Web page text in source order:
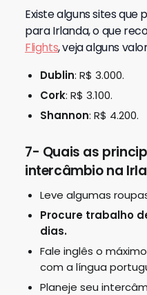
Existe alguns sites
para Irlanda, o que
Flights, veja alguns
Dublin: R$ 3.000.
Cork: R$ 3.100.
Shannon: R$ 4.200.
7- Quais as
intercâmbio na
Leve algumas
Procure trabalho
dias.
Fale inglês o
com a língua
Planeje seu